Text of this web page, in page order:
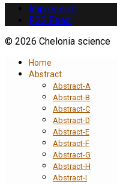
Impressum
RSS Feed
© 2026 Chelonia science
Home
Abstract
Abstract-A
Abstract-B
Abstract-C
Abstract-D
Abstract-E
Abstract-F
Abstract-G
Abstract-H
Abstract-I